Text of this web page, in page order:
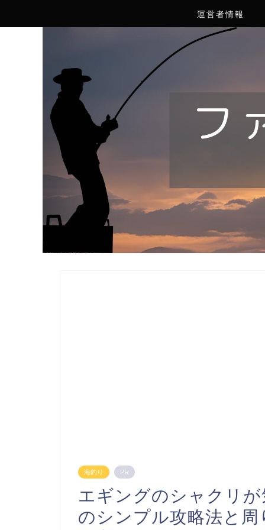
運営者情報
海釣り PR
エギングのシャクリ
のシンプル攻略法と